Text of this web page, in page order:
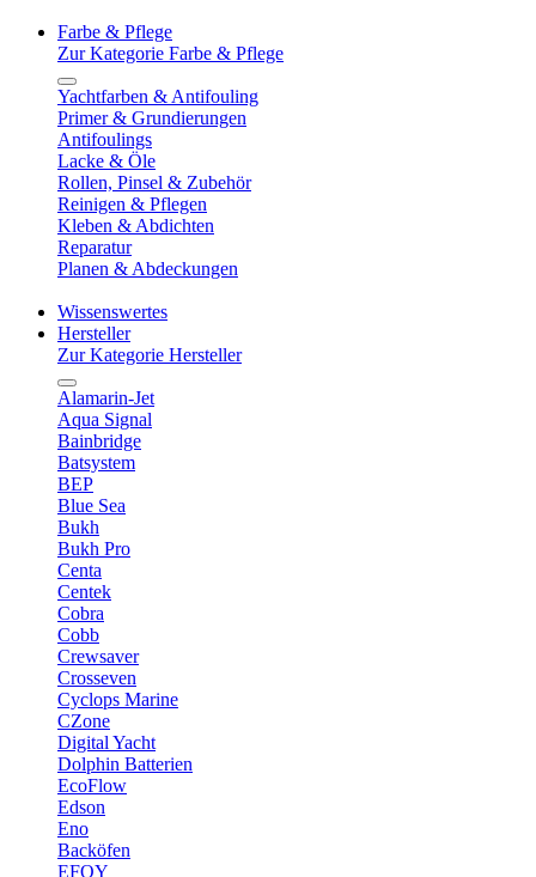
Farbe & Pflege
Zur Kategorie Farbe & Pflege
Yachtfarben & Antifouling
Primer & Grundierungen
Antifoulings
Lacke & Öle
Rollen, Pinsel & Zubehör
Reinigen & Pflegen
Kleben & Abdichten
Reparatur
Planen & Abdeckungen
Wissenswertes
Hersteller
Zur Kategorie Hersteller
Alamarin-Jet
Aqua Signal
Bainbridge
Batsystem
BEP
Blue Sea
Bukh
Bukh Pro
Centa
Centek
Cobra
Cobb
Crewsaver
Crosseven
Cyclops Marine
CZone
Digital Yacht
Dolphin Batterien
EcoFlow
Edson
Eno
Backöfen
EFOY